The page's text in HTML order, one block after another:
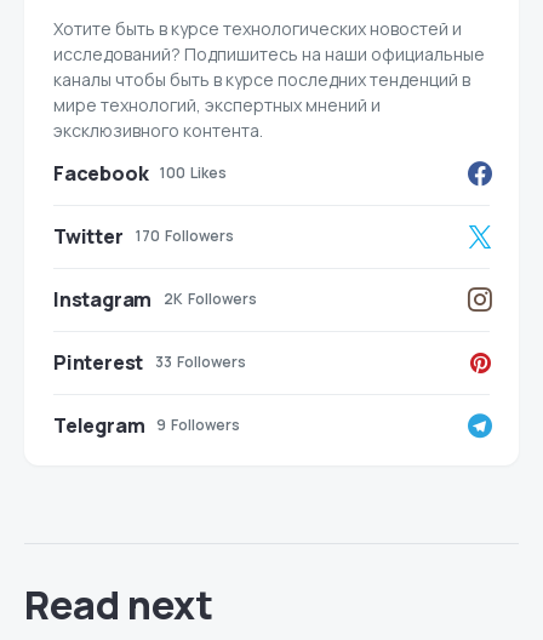
Хотите быть в курсе технологических новостей и
исследований? Подпишитесь на наши официальные
каналы чтобы быть в курсе последних тенденций в
мире технологий, экспертных мнений и
эксклюзивного контента.
Facebook 100 Likes
Twitter 170 Followers
Instagram 2K Followers
Pinterest 33 Followers
Telegram 9 Followers
Read next